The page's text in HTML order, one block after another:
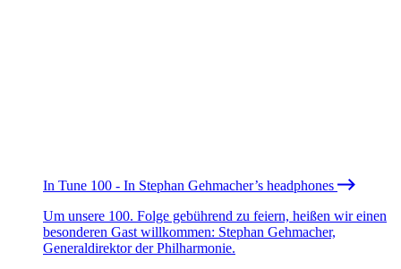
In Tune 100 - In Stephan Gehmacher’s headphones
Um unsere 100. Folge gebührend zu feiern, heißen wir einen
besonderen Gast willkommen: Stephan Gehmacher,
Generaldirektor der Philharmonie.